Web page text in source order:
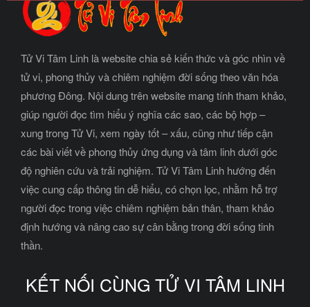
Tử Vi Tâm Linh là website chia sẻ kiến thức và góc nhìn về
tử vi, phong thủy và chiêm nghiệm đời sống theo văn hóa
phương Đông. Nội dung trên website mang tính tham khảo,
giúp người đọc tìm hiểu ý nghĩa các sao, các bộ hợp –
xung trong Tử Vi, xem ngày tốt – xấu, cũng như tiếp cận
các bài viết về phong thủy ứng dụng và tâm linh dưới góc
độ nghiên cứu và trải nghiệm. Tử Vi Tâm Linh hướng đến
việc cung cấp thông tin dễ hiểu, có chọn lọc, nhằm hỗ trợ
người đọc trong việc chiêm nghiệm bản thân, tham khảo
định hướng và nâng cao sự cân bằng trong đời sống tinh
thần.
KẾT NỐI CÙNG TỬ VI TÂM LINH